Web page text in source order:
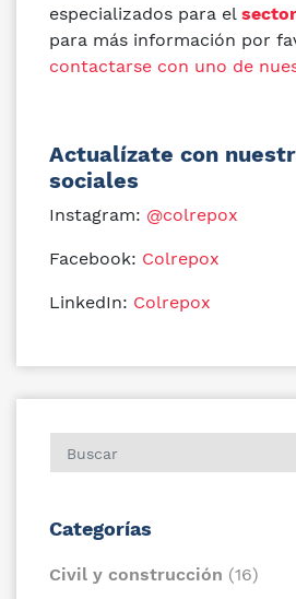
especializados para el
para más información por
contactarse con uno de
Actualízate con
sociales
Instagram: @colrepox
Facebook: Colrepox
LinkedIn: Colrepox
Categorías
Civil y construcción (16)